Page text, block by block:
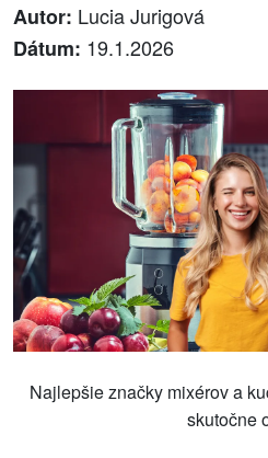
Autor: Lucia Jurigová
Dátum: 19.1.2026
Najlepšie značky mixérov a
skutočne